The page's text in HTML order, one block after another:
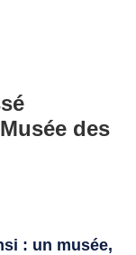
des
: un musée,